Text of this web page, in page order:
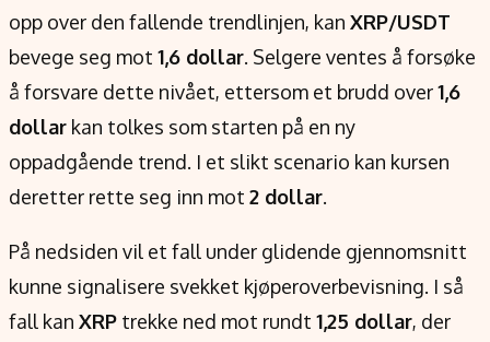
opp over den fallende trendlinjen, kan XRP/USDT
bevege seg mot 1,6 dollar. Selgere ventes å forsøke
å forsvare dette nivået, ettersom et brudd over1,6
dollar kan tolkes som starten på en ny
oppadgående trend. I et slikt scenario kan kursen
deretter rette seg inn mot 2 dollar.
På nedsiden vil et fall under glidende gjennomsnitt
kunne signalisere svekket kjøperoverbevisning. I så
fall kan XRP trekke ned mot rundt 1,25 dollar, der